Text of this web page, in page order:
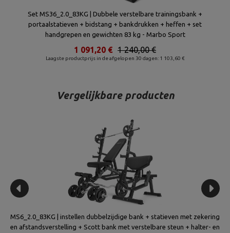
Set MS36_2.0_83KG | Dubbele verstelbare trainingsbank +
portaalstatieven + bidstang + bankdrukken + heffen + set
handgrepen en gewichten 83 kg - Marbo Sport
Laagste productprijs in de afgelopen 30 dagen: 1 103,60 €
1 240,00 €
1 091,20 €
Vergelijkbare producten
MS6_2.0_83KG | instellen dubbelzijdige bank + statieven met zekering
en afstandsverstelling + Scott bank met verstelbare steun + halter- en